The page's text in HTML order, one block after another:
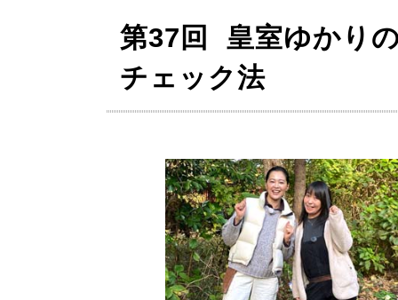
第37回 皇室ゆかり
チェック法